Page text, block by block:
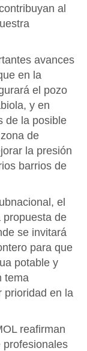
al
avances
en la
el pozo
y en
de la posible
de
la presión
barrios de
el
propuesta de
se invitará
para que
potable y
tema
prioridad en la
reafirman
profesionales